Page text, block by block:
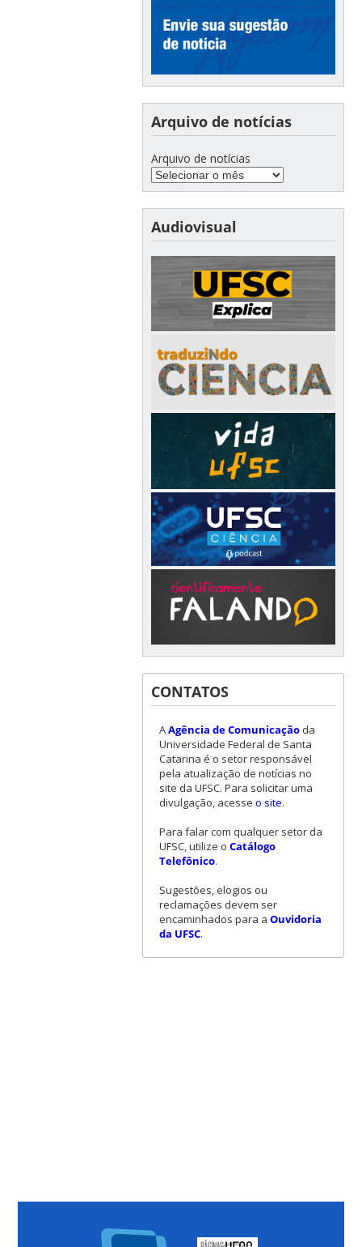
Arquivo de notícias
Arquivo de notícias
Audiovisual
CONTATOS
AAgência de Comunicaçãoda
Universidade Federal de Santa
Catarina é o setor responsável
pela atualização de notícias no
site da UFSC. Para solicitar uma
divulgação, acesse o site.
Para falar com qualquer setor da
UFSC, utilize o Catálogo
Telefônico.
Sugestões, elogios ou
reclamações devem ser
encaminhados para a Ouvidoria
da UFSC.